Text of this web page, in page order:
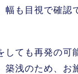
も目視で確認
ても再発の
浅のため、